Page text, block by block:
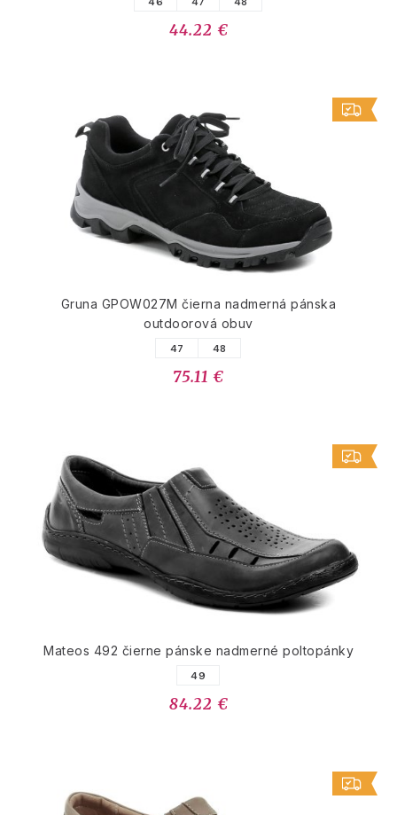
44.22 €
Gruna GPOW027M čierna nadmerná pánska
outdoorová obuv
47 48
75.11 €
Mateos 492 čierne pánske nadmerné poltopánky
49
84.22 €